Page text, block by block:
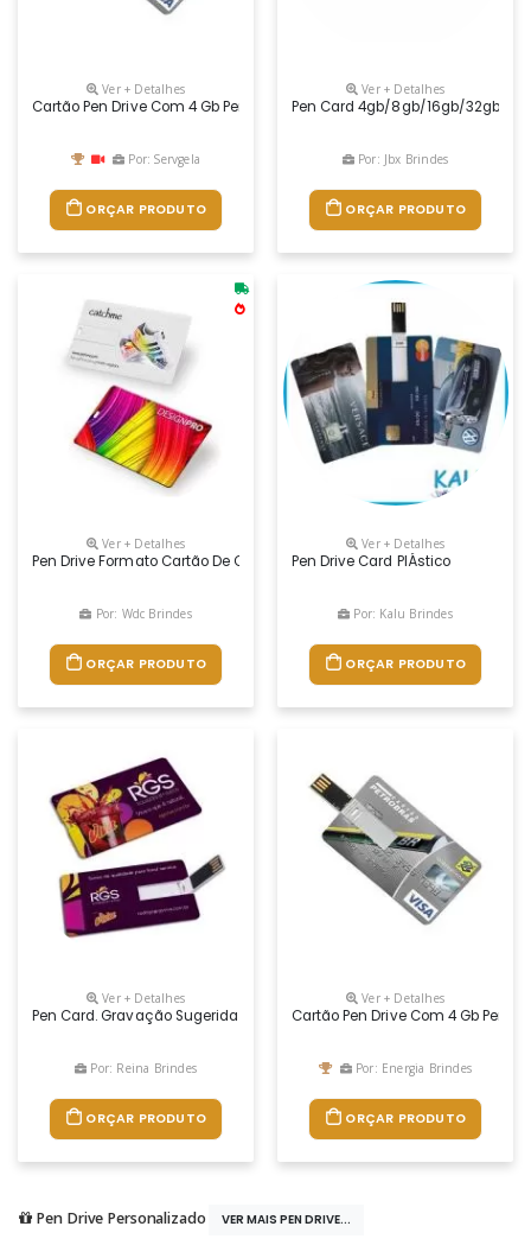
Ver + Detalhes
Cartão Pen Drive Com 4 Gb Personalizado
Por: Servgela
ORÇAR PRODUTO
Ver + Detalhes
Pen Card 4gb/8gb/16gb/32gb
Por: Jbx Brindes
ORÇAR PRODUTO
Ver + Detalhes
Pen Drive Formato Cartão De Credito (pen Card). Personalização Digital
Por: Wdc Brindes
ORÇAR PRODUTO
Ver + Detalhes
Pen Drive Card PlÁstico
Por: Kalu Brindes
ORÇAR PRODUTO
Ver + Detalhes
Pen Card. Gravação Sugerida Em Digital
Por: Reina Brindes
ORÇAR PRODUTO
Ver + Detalhes
Cartão Pen Drive Com 4 Gb
Por: Energia Brindes
ORÇAR PRODUTO
Pen Drive Personalizado VER MAIS PEN DRIVE...